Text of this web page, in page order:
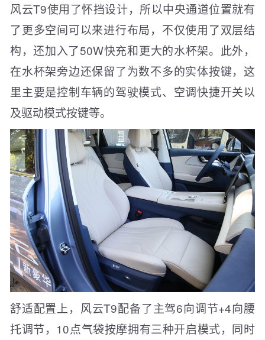
风云T9使用了怀挡设计，所以中央通道位置就有
了更多空间可以来进行布局，不仅使用了双层结
构，还加入了50W快充和更大的水杯架。此外，
在水杯架旁边还保留了为数不多的实体按键，这
里主要是控制车辆的驾驶模式、空调快捷开关以
及驱动模式按键等。
舒适配置上，风云T9配备了主驾6向调节+4向腰
托调节，10点气袋按摩拥有三种开启模式，同时